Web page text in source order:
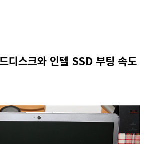
디스크와 인텔 SSD 부팅 속도